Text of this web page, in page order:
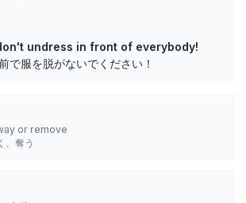
undress in front of everybody!
で服を脱がないでください！
or remove
、奪う